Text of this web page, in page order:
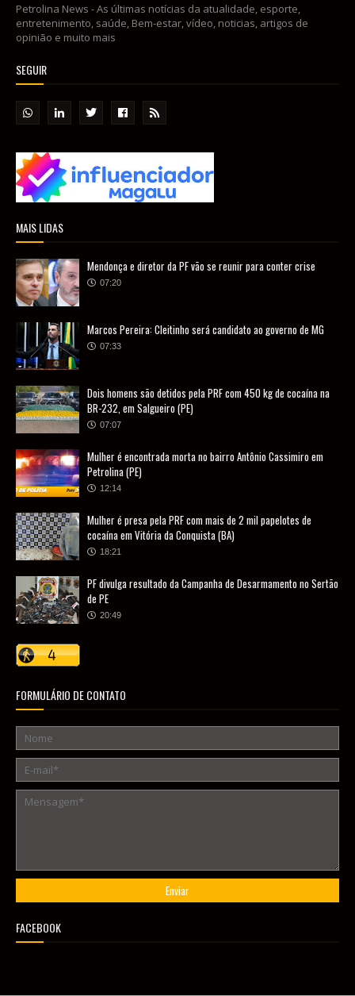
Petrolina News - As últimas notícias da atualidade, esporte,
entretenimento, saúde, Bem-estar, vídeo, noticias, artigos de
opinião e muito mais
SEGUIR
MAIS LIDAS
Mendonça e diretor da PF vão se reunir para conter crise
07:20
Marcos Pereira: Cleitinho será candidato ao governo de MG
07:33
Dois homens são detidos pela PRF com 450 kg de cocaína na
BR-232, em Salgueiro (PE)
07:07
Mulher é encontrada morta no bairro Antônio Cassimiro em
Petrolina (PE)
12:14
Mulher é presa pela PRF com mais de 2 mil papelotes de
cocaína em Vitória da Conquista (BA)
18:21
PF divulga resultado da Campanha de Desarmamento no Sertão
de PE
20:49
FORMULÁRIO DE CONTATO
FACEBOOK